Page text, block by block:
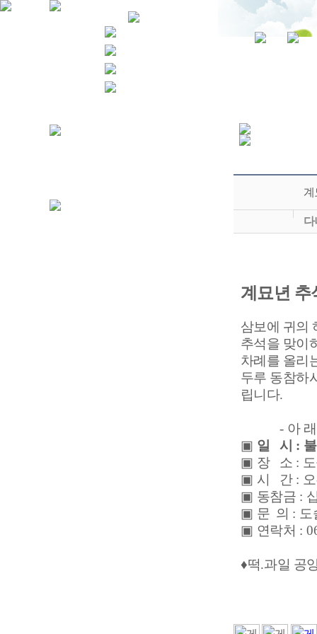
계
다
계묘년 추
삼보에 귀의
추석을 맞이
차례를 올리
두루 동참하
립니다.
- 아
▣ 일 시 :
▣ 장 소 :
▣ 시 간 :
▣ 동참금 :
▣ 문 의 : 도
▣ 연락처 :
♦떡.과일 공